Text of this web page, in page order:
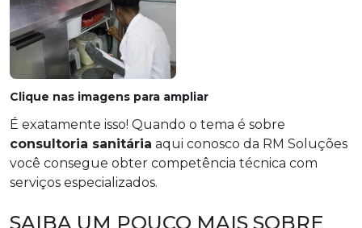
Clique nas imagens para ampliar
É exatamente isso! Quando o tema é sobre
consultoria sanitária aqui conosco da RM Soluções
você consegue obter competência técnica com
serviços especializados.
SAIBA UM POUCO MAIS SOBRE